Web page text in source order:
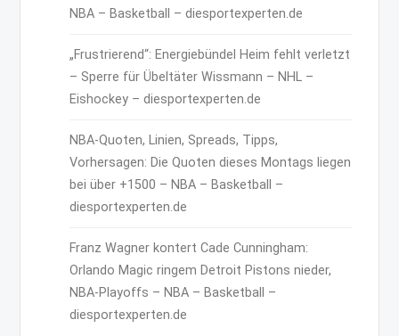
NBA – Basketball – diesportexperten.de
„Frustrierend“: Energiebündel Heim fehlt verletzt
– Sperre für Übeltäter Wissmann – NHL –
Eishockey – diesportexperten.de
NBA-Quoten, Linien, Spreads, Tipps,
Vorhersagen: Die Quoten dieses Montags liegen
bei über +1500 – NBA – Basketball –
diesportexperten.de
Franz Wagner kontert Cade Cunningham:
Orlando Magic ringem Detroit Pistons nieder,
NBA-Playoffs – NBA – Basketball –
diesportexperten.de